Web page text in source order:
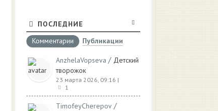
ПОСЛЕДНИЕ
Комментарии
Публикации
AnzhelaVopseva / Детский
творожок
23 марта 2026, 09:16 |
1
TimofeyCherepov /